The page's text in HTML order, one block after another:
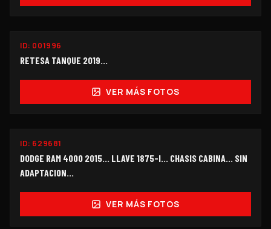
ID: 001996
RETESA TANQUE 2019...
VER MÁS FOTOS
ID: 629681
DODGE RAM 4000 2015... LLAVE 1875-I... CHASIS CABINA... SIN
ADAPTACION...
VER MÁS FOTOS